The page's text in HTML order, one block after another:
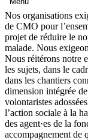
Nos organisations
de CMO pour
projet de réduire le
malade. Nous
Nous réitérons notre
les sujets, dans le
dans les chantiers
dimension intégrée
volontaristes
l’action sociale à la
des agent·es de la
accompagnement de